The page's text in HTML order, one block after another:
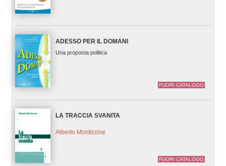
ADESSO PER IL DOMANI
Una proposta politica
FUORI CATALOGO
LA TRACCIA SVANITA
Alberto Monticone
FUORI CATALOGO